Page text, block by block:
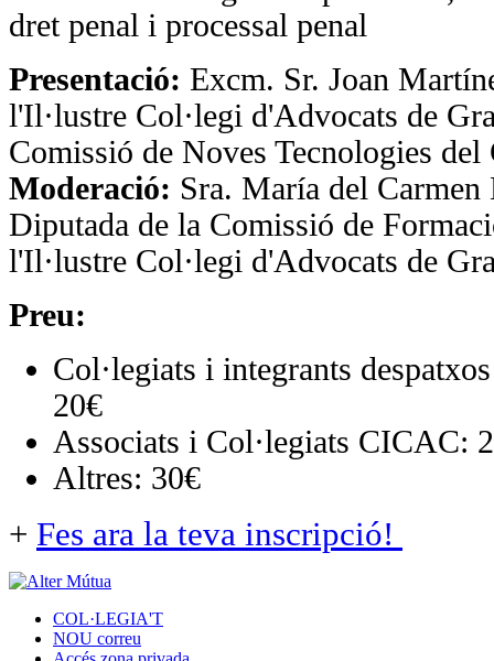
dret penal i processal penal
Presentació: Excm. Sr. Joan
l'Il·lustre Col·legi d'Advocats de
Comissió de Noves Tecnologies
Moderació: Sra. María del
Diputada de la Comissió de
l'Il·lustre Col·legi d'Advocats de
Preu:
Col·legiats i integrants
20€
Associats i Col·legiats CICAC:
Altres: 30€
+ Fes ara la teva inscripció!
COL·LEGIA'T
NOU correu